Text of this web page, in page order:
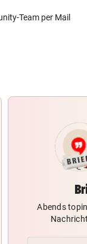
Team per Mail
Abends